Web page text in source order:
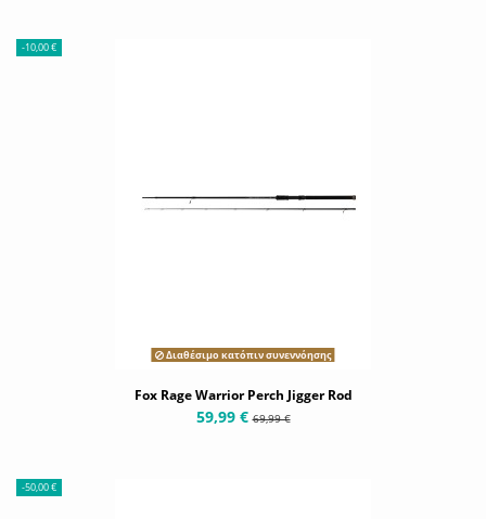
-10,00 €
Διαθέσιμο κατόπιν συνεννόησης
Fox Rage Warrior Perch Jigger Rod
59,99 €69,99 €
-50,00 €